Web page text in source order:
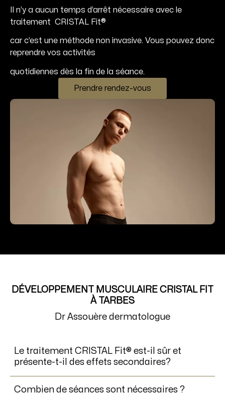
Il n’y a aucun temps d’arrêt nécessaire avec le
traitement CRISTAL Fit®
car c’est une méthode non invasive. Vous pouvez donc
reprendre vos activités
quotidiennes dès la fin de la séance.
Prendre rendez-vous
DÉVELOPPEMENT MUSCULAIRE CRISTAL FIT
À TARBES
Dr Assouère dermatologue
Le traitement CRISTAL Fit® est-il sûr et
présente-t-il des effets secondaires?
Combien de séances sont nécessaires ?